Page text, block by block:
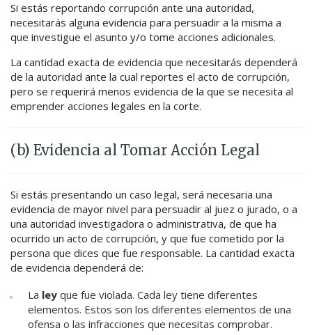
Si estás reportando corrupción ante una autoridad,
necesitarás alguna evidencia para persuadir a la misma a
que investigue el asunto y/o tome acciones adicionales.
La cantidad exacta de evidencia que necesitarás dependerá
de la autoridad ante la cual reportes el acto de corrupción,
pero se requerirá menos evidencia de la que se necesita al
emprender acciones legales en la corte.
(b) Evidencia al Tomar Acción Legal
Si estás presentando un caso legal, será necesaria una
evidencia de mayor nivel para persuadir al juez o jurado, o a
una autoridad investigadora o administrativa, de que ha
ocurrido un acto de corrupción, y que fue cometido por la
persona que dices que fue responsable. La cantidad exacta
de evidencia dependerá de:
La ley que fue violada. Cada ley tiene diferentes
elementos. Estos son los diferentes elementos de una
ofensa o las infracciones que necesitas comprobar.